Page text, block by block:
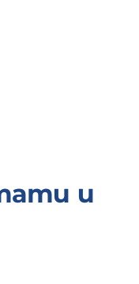
и